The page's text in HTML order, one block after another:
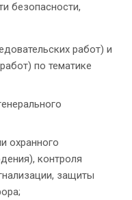
безопасности,
работ) и
по тематике
охранного
контроля
защиты